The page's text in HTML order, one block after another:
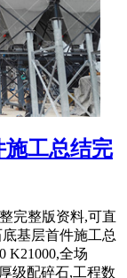
施工总结完
完整版资料,可直
基层首件施工总
K21000,全场
级配碎石,工程数